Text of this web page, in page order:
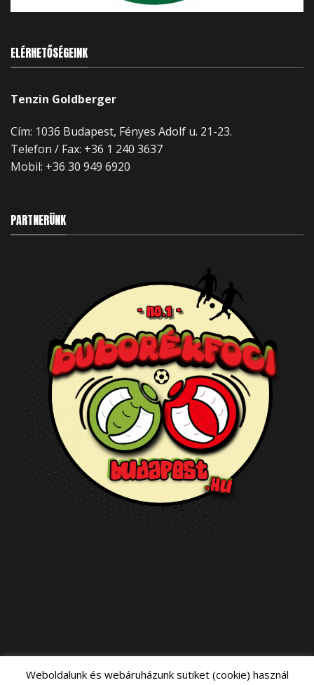
ELÉRHETŐSÉGEINK
Tenzin Goldberger
Cím: 1036 Budapest, Fényes Adolf u. 21-23.
Telefon / Fax: +36 1 240 3637
Mobil: +36 30 949 6920
PARTNERÜNK
Weboldalunk és webáruházunk sütiket (cookie) használ